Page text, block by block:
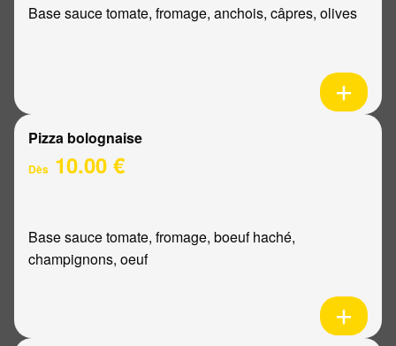
Base sauce tomate, fromage, anchois, câpres, olives
Pizza bolognaise
Dès 10.00 €
Base sauce tomate, fromage, boeuf haché,
champignons, oeuf